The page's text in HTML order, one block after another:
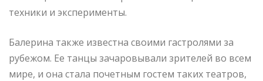
техники и эксперименты.
Балерина также известна своими гастролями за
рубежом. Ее танцы зачаровывали зрителей во всем
мире, и она стала почетным гостем таких театров,